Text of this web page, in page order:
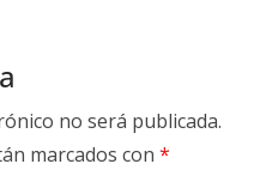
no será publicada.
marcados con *